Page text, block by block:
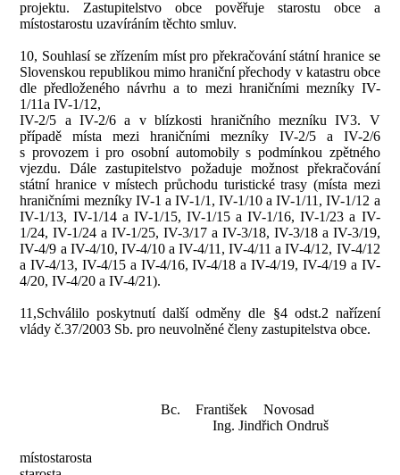
projektu. Zastupitelstvo obce pověřuje starostu obce a
místostarostu uzavíráním těchto smluv.
10, Souhlasí se zřízením míst pro překračování státní hranice se
Slovenskou republikou mimo hraniční přechody v katastru obce
dle předloženého návrhu a to mezi hraničními mezníky IV-
1/11a IV-1/12,
IV-2/5 a IV-2/6 a v blízkosti hraničního mezníku IV3. V
případě místa mezi hraničními mezníky IV-2/5 a IV-2/6
s provozem i pro osobní automobily s podmínkou zpětného
vjezdu. Dále zastupitelstvo požaduje možnost překračování
státní hranice v místech průchodu turistické trasy (místa mezi
hraničními mezníky IV-1 a IV-1/1, IV-1/10 a IV-1/11, IV-1/12 a
IV-1/13, IV-1/14 a IV-1/15, IV-1/15 a IV-1/16, IV-1/23 a IV-
1/24, IV-1/24 a IV-1/25, IV-3/17 a IV-3/18, IV-3/18 a IV-3/19,
IV-4/9 a IV-4/10, IV-4/10 a IV-4/11, IV-4/11 a IV-4/12, IV-4/12
a IV-4/13, IV-4/15 a IV-4/16, IV-4/18 a IV-4/19, IV-4/19 a IV-
4/20, IV-4/20 a IV-4/21).
11,Schválilo poskytnutí další odměny dle §4 odst.2 nařízení
vlády č.37/2003 Sb. pro neuvolněné členy zastupitelstva obce.
Bc. František Novosad
Ing. Jindřich Ondruš
místostarosta